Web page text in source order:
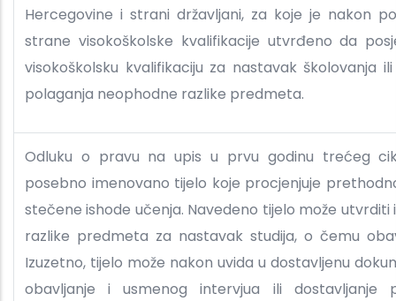
Hercegovine i strani državljani, za koje je nakon
strane visokoškolske kvalifikacije utvrđeno da
visokoškolsku kvalifikaciju za nastavak školovanja
polaganja neophodne razlike predmeta.
Odluku o pravu na upis u prvu godinu trećeg
posebno imenovano tijelo koje procjenjuje
stečene ishode učenja. Navedeno tijelo može utvrditi
razlike predmeta za nastavak studija, o čemu
Izuzetno, tijelo može nakon uvida u dostavljenu
obavljanje i usmenog intervjua ili dostavljanje